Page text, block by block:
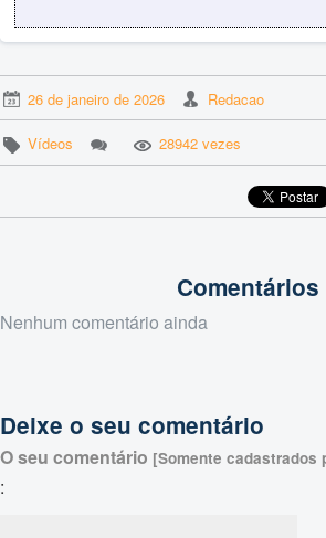
26 de janeiro de 2026 Redacao
Vídeos 28942 vezes
Comentários
Nenhum comentário ainda
Deixe o seu comentário
O seu comentário [Somente cadastrados
: